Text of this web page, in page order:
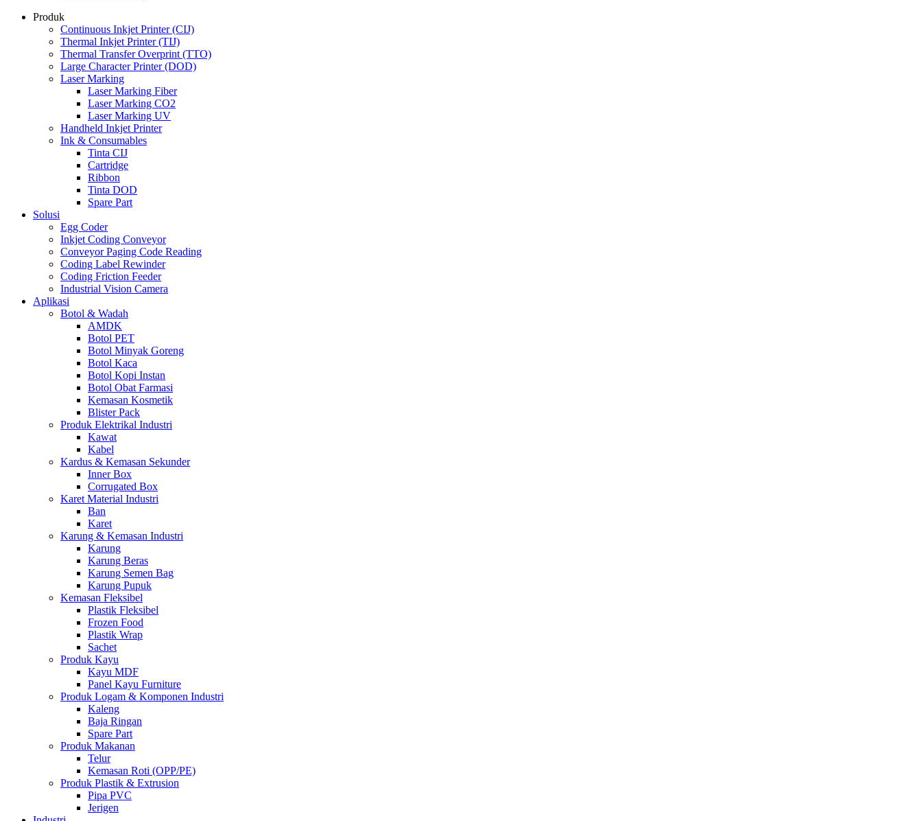
Produk
Continuous Inkjet Printer (CIJ)
Thermal Inkjet Printer (TIJ)
Thermal Transfer Overprint (TTO)
Large Character Printer (DOD)
Laser Marking
Laser Marking Fiber
Laser Marking CO2
Laser Marking UV
Handheld Inkjet Printer
Ink & Consumables
Tinta CIJ
Cartridge
Ribbon
Tinta DOD
Spare Part
Solusi
Egg Coder
Inkjet Coding Conveyor
Conveyor Paging Code Reading
Coding Label Rewinder
Coding Friction Feeder
Industrial Vision Camera
Aplikasi
Botol & Wadah
AMDK
Botol PET
Botol Minyak Goreng
Botol Kaca
Botol Kopi Instan
Botol Obat Farmasi
Kemasan Kosmetik
Blister Pack
Produk Elektrikal Industri
Kawat
Kabel
Kardus & Kemasan Sekunder
Inner Box
Corrugated Box
Karet Material Industri
Ban
Karet
Karung & Kemasan Industri
Karung
Karung Beras
Karung Semen Bag
Karung Pupuk
Kemasan Fleksibel
Plastik Fleksibel
Frozen Food
Plastik Wrap
Sachet
Produk Kayu
Kayu MDF
Panel Kayu Furniture
Produk Logam & Komponen Industri
Kaleng
Baja Ringan
Spare Part
Produk Makanan
Telur
Kemasan Roti (OPP/PE)
Produk Plastik & Extrusion
Pipa PVC
Jerigen